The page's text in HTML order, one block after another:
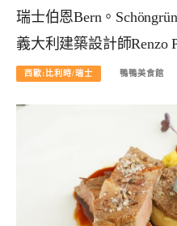
瑞士伯恩Bern。
義大利建築設計師Renzo
西歐:比利時/瑞士 鴨鴨美食館